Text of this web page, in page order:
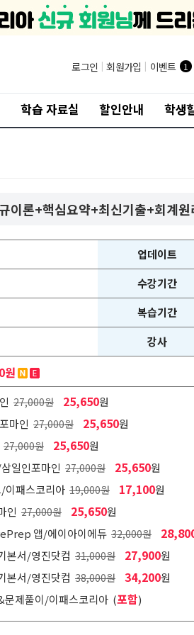
로그인 | 회원가입 | 이벤트 1
학습 자료실 할인안내 학생
론+핵심요약+최신기출+회계원
업데이트
수강기간
복습기간
강사
원
27,000원 25,650원
마인 27,000원 25,650원
27,000원 25,650원
일인포마인 27,000원 25,650원
이패스코리아 19,000원 17,100원
인 27,000원 25,650원
앱/에이아이에듀 32,000원
본서/영진닷컴 31,000원 27,900원
본서/영진닷컴 38,000원 34,200원
문제풀이/이패스코리아 (포함)